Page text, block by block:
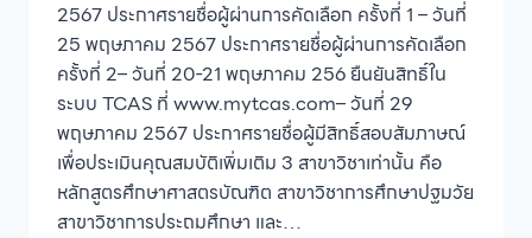
2567 ประกาศรายชื่อผู้ผ่านการคัดเลือก ครั้งที่ 1 – วันที่
25 พฤษภาคม 2567 ประกาศรายชื่อผู้ผ่านการคัดเลือก
ครั้งที่ 2– วันที่ 20-21 พฤษภาคม 256 ยืนยันสิทธิ์ใน
ระบบ TCAS ที่ www.mytcas.com– วันที่ 29
พฤษภาคม 2567 ประกาศรายชื่อผู้มีสิทธิ์สอบสัมภาษณ์
เพื่อประเมินคุณสมบัติเพิ่มเติม 3 สาขาวิชาเท่านั้น คือ
หลักสูตรศึกษาศาสตรบัณฑิต สาขาวิชาการศึกษาปฐมวัย
สาขาวิชาการประถมศึกษา และ…